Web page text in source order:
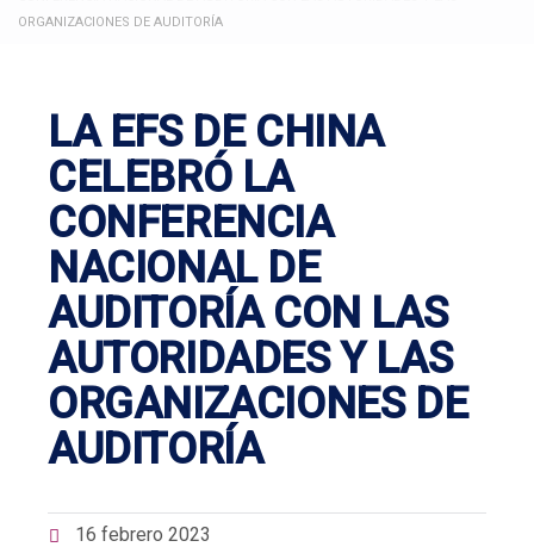
ORGANIZACIONES DE AUDITORÍA
LA EFS DE CHINA
CELEBRÓ LA
CONFERENCIA
NACIONAL DE
AUDITORÍA CON LAS
AUTORIDADES Y LAS
ORGANIZACIONES DE
AUDITORÍA
16 febrero 2023